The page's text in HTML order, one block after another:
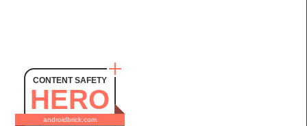
CONTENT SAFETY
HERO
androidbrick.com